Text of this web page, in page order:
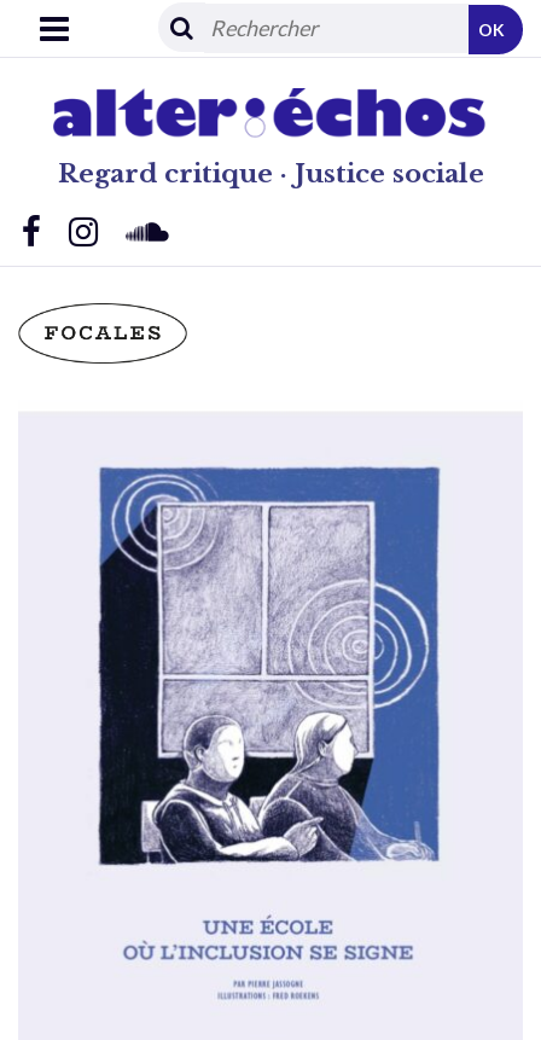
Regard critique · Justice sociale
OK